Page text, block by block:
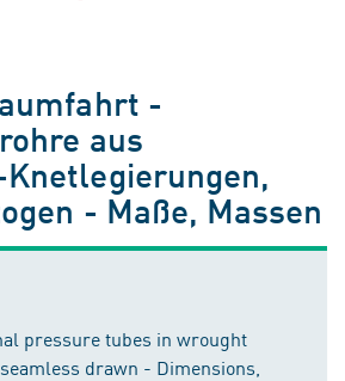
-
aus
- Maße, Massen
pressure tubes in wrought
drawn - Dimensions,